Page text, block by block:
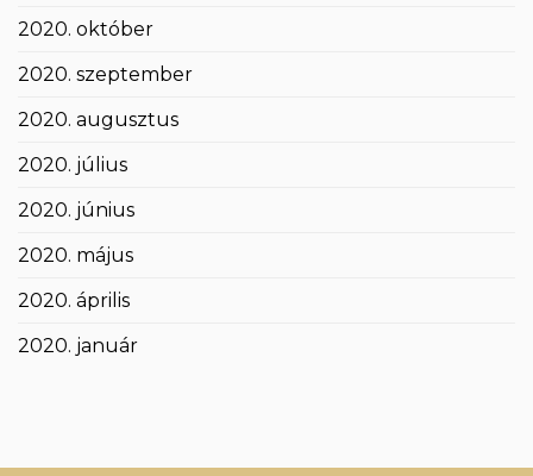
2020. október
2020. szeptember
2020. augusztus
2020. július
2020. június
2020. május
2020. április
2020. január